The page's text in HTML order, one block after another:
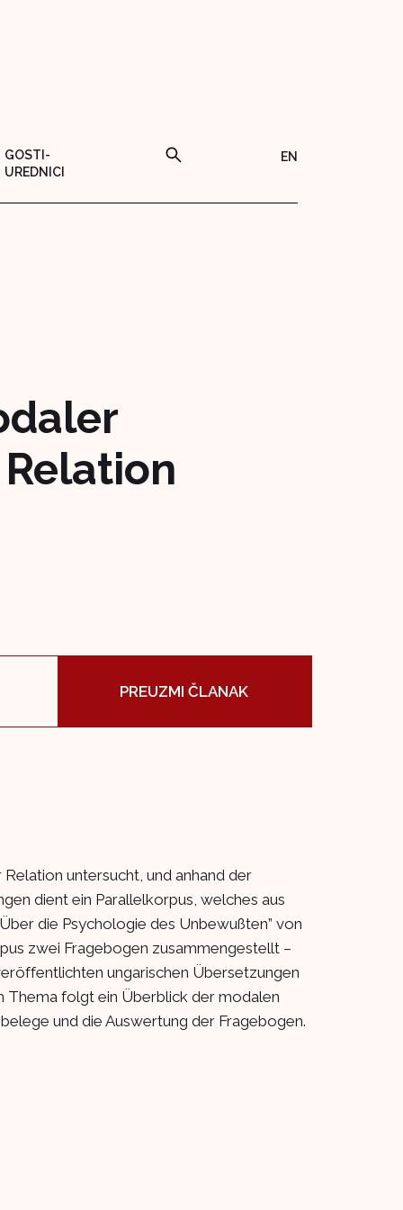
GOSTI-
UREDNICI
EN
PREUZMI ČLANAK
untersucht, und anhand der
dient ein Parallelkorpus, welches aus
die Psychologie des Unbewußten” von
zwei Fragebogen zusammengestellt –
ungarischen Übersetzungen
Thema folgt ein Überblick der modalen
und die Auswertung der Fragebogen.